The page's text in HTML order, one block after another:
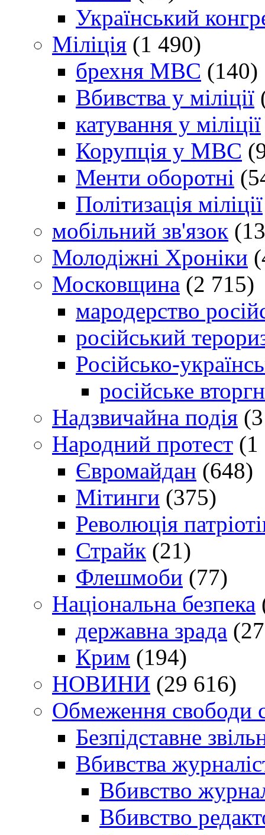
Український
Міліція (1 490)
брехня МВС (140)
Вбивства у міліції
катування у міліції
Корупція у МВС
Менти оборотні
Політизація міліції
мобільний зв'язок
Молодіжні Хроніки
Московщина (2 715)
мародерство
російський
Російсько-
російське
Надзвичайна подія
Народний протест (1
Євромайдан (648)
Мітинги (375)
Революція
Страйк (21)
Флешмоби (77)
Національна безпека
державна зрада
Крим (194)
НОВИНИ (29 616)
Обмеження свободи
Безпідставне
Вбивства
Вбивство
Вбивство